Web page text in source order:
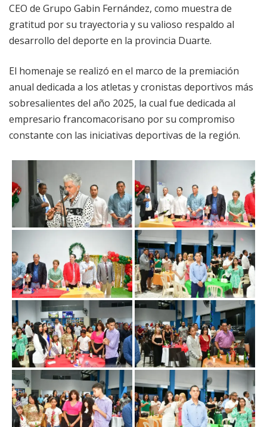
CEO de Grupo Gabin Fernández, como muestra de
gratitud por su trayectoria y su valioso respaldo al
desarrollo del deporte en la provincia Duarte.
El homenaje se realizó en el marco de la premiación
anual dedicada a los atletas y cronistas deportivos más
sobresalientes del año 2025, la cual fue dedicada al
empresario francomacorisano por su compromiso
constante con las iniciativas deportivas de la región.